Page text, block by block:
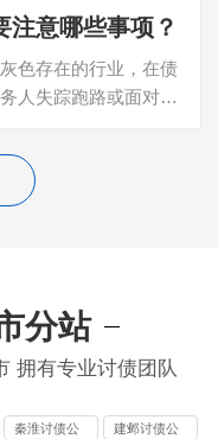
注意哪些事项？
色存在的行业，在债
人失踪跑路或面对真
分站
拥有专业讨债团队
秦淮讨债公
建邺讨债公